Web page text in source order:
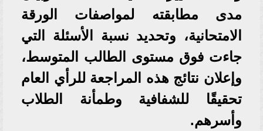
مدى مطابقته لمواصفات الورقة
الامتحانية، وتحديد نسبة الأسئلة التي
جاءت فوق مستوى الطالب المتوسط،
وإعلان نتائج هذه المراجعة للرأي العام
تحقيقًا للشفافية وطمأنة الطلاب
وأسرهم.